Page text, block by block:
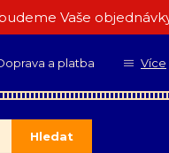
Vaše
a platba Více
Hledat